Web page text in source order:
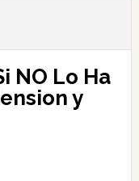
NO Lo Ha
y